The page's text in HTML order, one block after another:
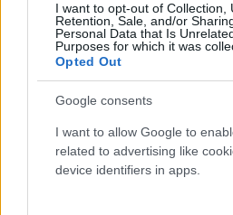
I want to opt-out of Collection,
Retention, Sale, and/or
Personal Data that Is
Purposes for which it was
Opted Out
Google consents
I want to allow Google to
related to advertising like
device identifiers in apps.